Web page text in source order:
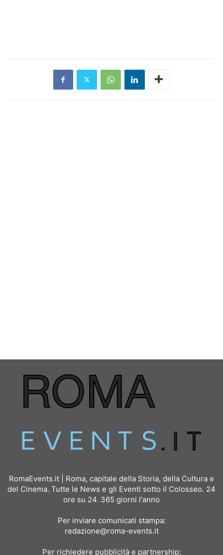
RomaEvents.it | Roma, capitale della Storia, della Cultura e
del Cinema. Tutte le News e gli Eventi sotto il Colosseo. 24
ore su 24. 365 giorni l'anno
Per inviare comunicati stampa:
redazione@roma-events.it
Per richiedere pubblicità e partnership: